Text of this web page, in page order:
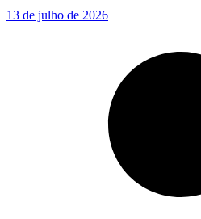
13 de julho de 2026